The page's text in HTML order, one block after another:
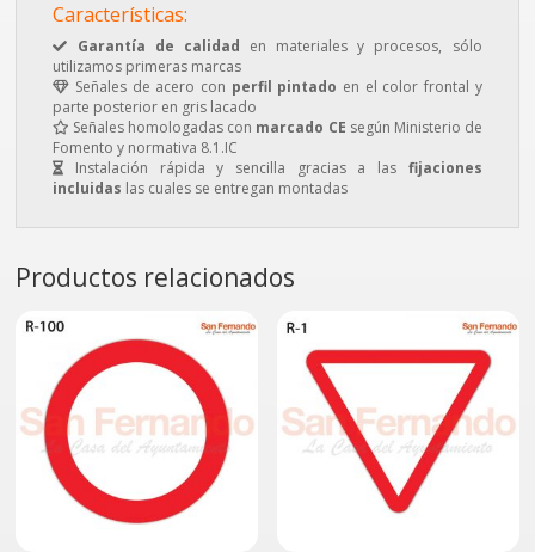
Características:
Garantía de calidad en materiales y procesos, sólo
utilizamos primeras marcas
Señales de acero con perfil pintado en el color frontal y
parte posterior en gris lacado
Señales homologadas con marcado CE según Ministerio de
Fomento y normativa 8.1.IC
Instalación rápida y sencilla gracias a las fijaciones
incluidas las cuales se entregan montadas
Productos relacionados